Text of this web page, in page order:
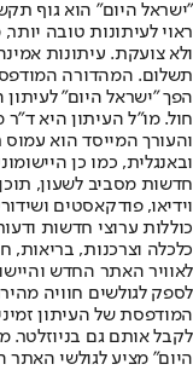
"ישראל היום" הוא גוף
ראוי לעיתונות טובה
ולא צועקת. עיתונות
הפך "ישראל היום"
חול. מו"ל העיתון היא
והעורך המייסד הוא
חדשות מסביב לשעון,
וידיאו, פודקאסטים
כוללות ערוצי חדשות
לאוויר האתר החדש
לספק לגולשים חוויה
המודפסת של העיתון
לקבל אותם גם בניוזלטר.
היום" מציע לגולשי האתר